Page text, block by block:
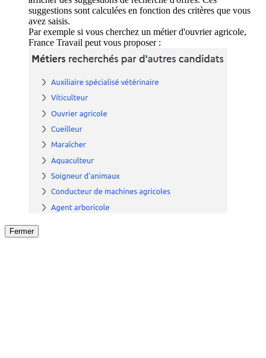
suggestions sont calculées en fonction des critères que vous
avez saisis.
Par exemple si vous cherchez un métier d'ouvrier agricole,
France Travail peut vous proposer :
Fermer